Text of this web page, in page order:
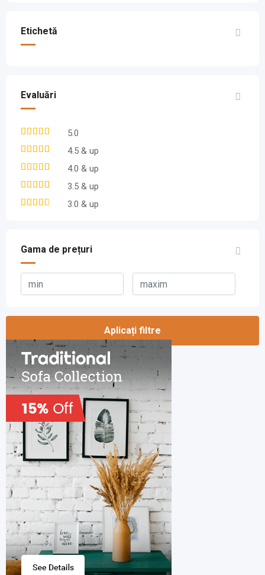
Etichetă
Evaluări
5.0
4.5 & up
4.0 & up
3.5 & up
3.0 & up
Gama de prețuri
Aplicați filtre